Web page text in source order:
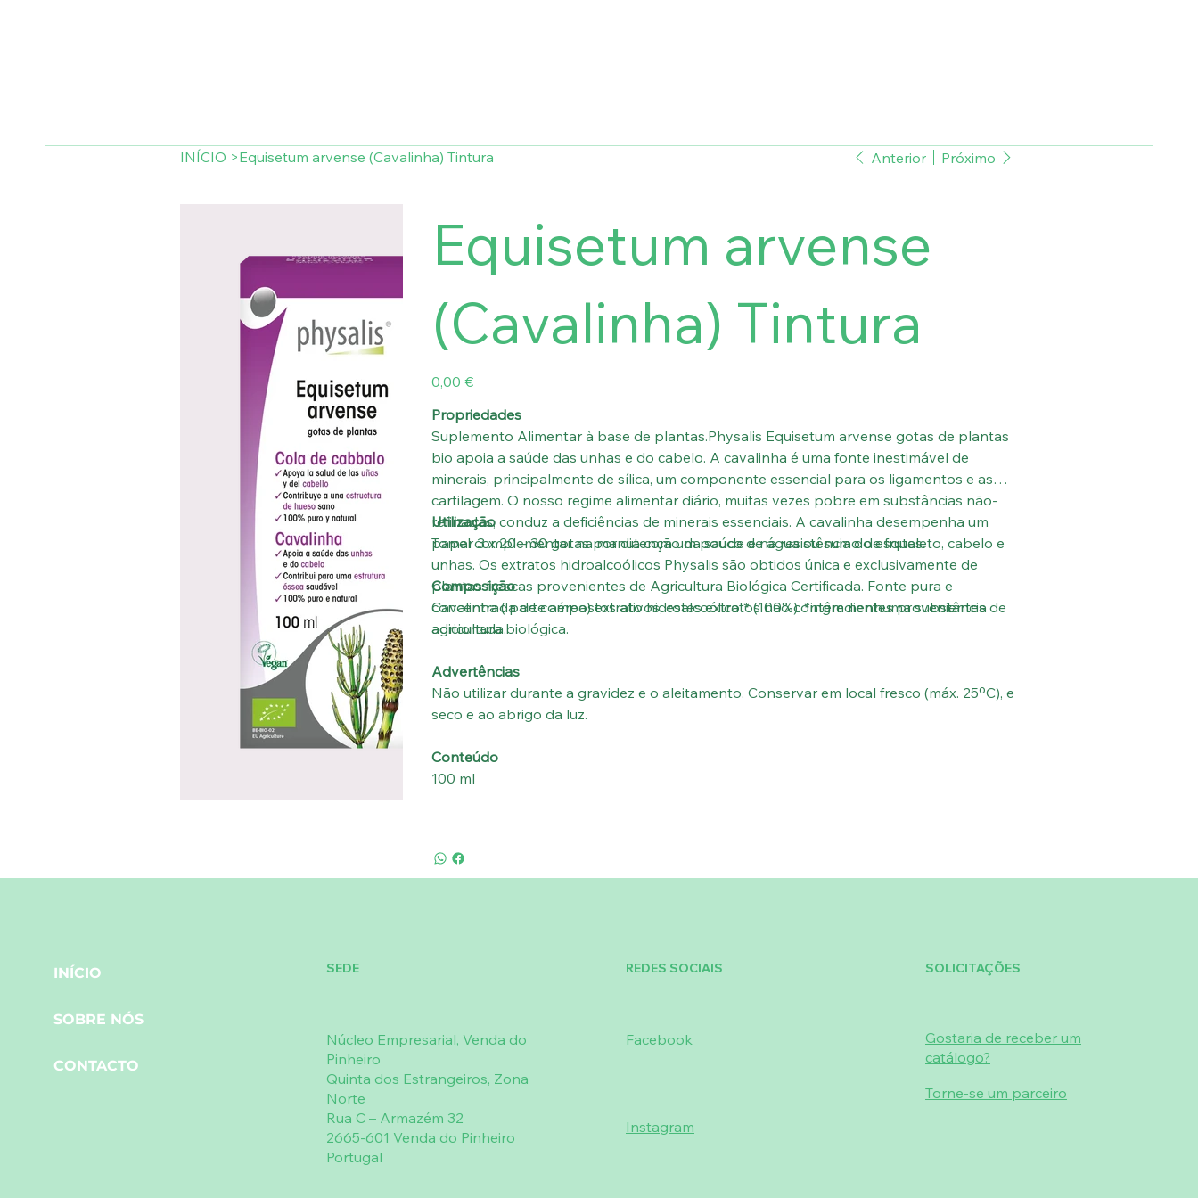
INÍCIO >Equisetum arvense (Cavalinha) Tintura Anterior Próximo
Equisetum arvense
(Cavalinha) Tintura
Preço
0,00 €
Propriedades
Suplemento Alimentar à base de plantas.Physalis Equisetum arvense gotas de plantas
bio apoia a saúde das unhas e do cabelo. A cavalinha é uma fonte inestimável de
minerais, principalmente de sílica, um componente essencial para os ligamentos e as
cartilagem. O nosso regime alimentar diário, muitas vezes pobre em substâncias não-
refinadas, conduz a deficiências de minerais essenciais. A cavalinha desempenha um
papel complementar na manutenção da saúde e na resistência do esqueleto, cabelo e
unhas. Os extratos hidroalcoólicos Physalis são obtidos única e exclusivamente de
plantas frescas provenientes de Agricultura Biológica Certificada. Fonte pura e
concentrada de compostos ativos, estes extratos não contêm nenhuma substância
adicionada.
Utilização
Tomar 3 x 20 – 30 gotas por dia com um pouco de água ou sumo de frutas.
Composição
Cavalinha ( parte aérea) extrato hidroalcoólico * (100%). *ingredientes provenientes de
agricultura biológica.
Advertências
Não utilizar durante a gravidez e o aleitamento. Conservar em local fresco (máx. 25ºC), e
seco e ao abrigo da luz.
Conteúdo
100 ml
INÍCIO
SOBRE NÓS
CONTACTO
Núcleo Empresarial, Venda do
Pinheiro
Quinta dos Estrangeiros, Zona
Norte
Rua C – Armazém 32
2665-601 Venda do Pinheiro
Portugal
SEDE REDES SOCIAIS
Facebook
Instagram
SOLICITAÇÕES
Gostaria de receber um
catálogo?
Torne-se um parceiro